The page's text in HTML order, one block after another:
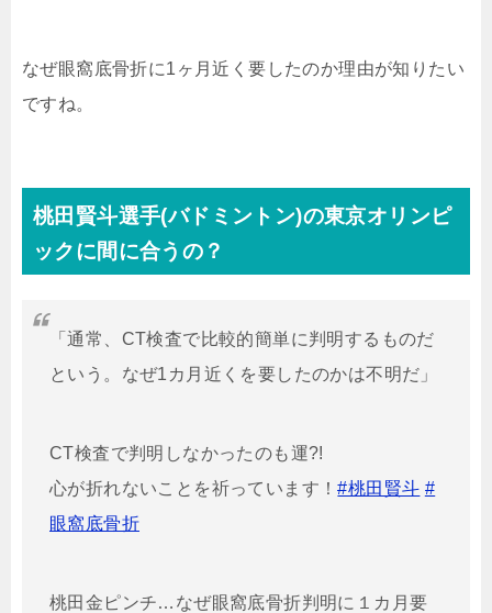
なぜ眼窩底骨折に1ヶ月近く要したのか理由が知りたい
ですね。
桃田賢斗選手(バドミントン)の東京オリンピ
ックに間に合うの？
「通常、CT検査で比較的簡単に判明するものだ
という。なぜ1カ月近くを要したのかは不明だ」
CT検査で判明しなかったのも運?!
心が折れないことを祈っています！#桃田賢斗 #
眼窩底骨折
桃田金ピンチ…なぜ眼窩底骨折判明に１カ月要